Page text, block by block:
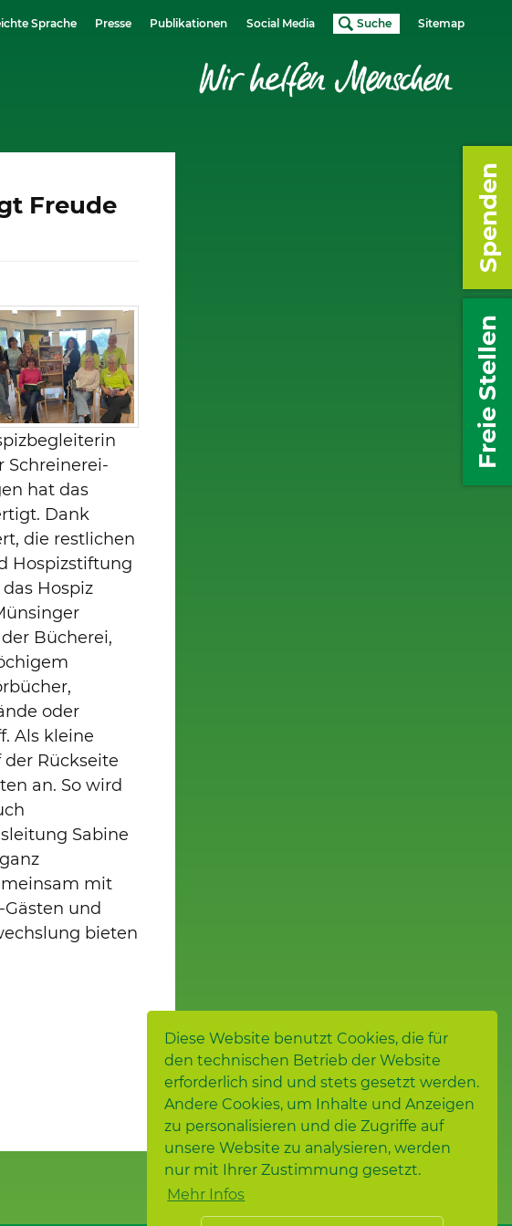
Diese Website benutzt Cookies, die für
den technischen Betrieb der Website
erforderlich sind und stets gesetzt werden.
Andere Cookies, um Inhalte und Anzeigen
zu personalisieren und die Zugriffe auf
unsere Website zu analysieren, werden
nur mit Ihrer Zustimmung gesetzt.
Mehr Infos
Sprache Presse Publikationen Social Media Suche Sitemap
Freude
Schreinerei-
hat das
Dank
die restlichen
Hospizstiftung
Hospiz
Bücherei,
oder
Als kleine
Rückseite
an. So wird
Sabine
mit
und
bieten
Spenden
Freie Stellen